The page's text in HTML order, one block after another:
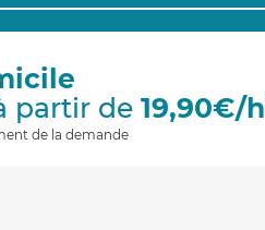
partir de 19,90€/h
de la demande